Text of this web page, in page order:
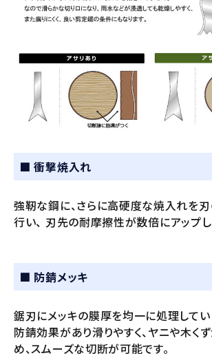
■ 衝撃焼入れ
強靭な鋼に、さらに高硬度な焼入れを
行い、 刃先の耐摩擦性が数倍にアップし
■ 防錆メッキ
鋸刃にメッキの膜厚を均一に処理してい
防錆効果があり滑りやすく、ヤニや木く
め、スムーズな切断が可能です。